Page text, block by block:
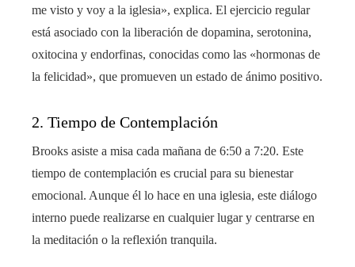
me visto y voy a la iglesia», explica. El ejercicio regular
está asociado con la liberación de dopamina, serotonina,
oxitocina y endorfinas, conocidas como las «hormonas de
la felicidad», que promueven un estado de ánimo positivo.
2. Tiempo de Contemplación
Brooks asiste a misa cada mañana de 6:50 a 7:20. Este
tiempo de contemplación es crucial para su bienestar
emocional. Aunque él lo hace en una iglesia, este diálogo
interno puede realizarse en cualquier lugar y centrarse en
la meditación o la reflexión tranquila.